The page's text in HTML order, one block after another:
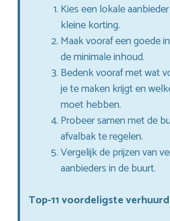
Kies een lokale
kleine korting.
Maak vooraf een goede
de minimale inhoud.
Bedenk vooraf met wat
je te maken krijgt en
moet hebben.
Probeer samen met de
afvalbak te regelen.
Vergelijk de prijzen van
aanbieders in de buurt.
Top-11 voordeligste